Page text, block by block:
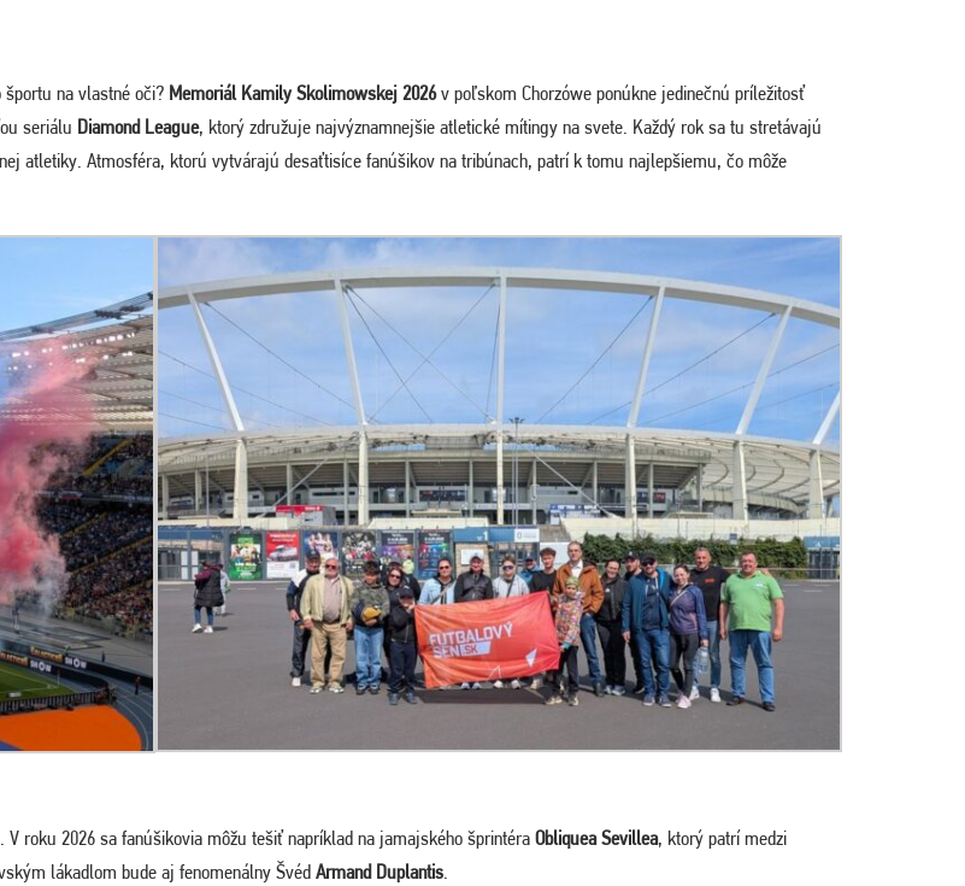
na vlastné oči? Memoriál Kamily Skolimowskej 2026v poľskom Chorzówe ponúkne jedinečnú príležitosť
seriálu Diamond League, ktorý združuje najvýznamnejšie atletické mítingy na svete. Každý rok sa tu stretávajú
atletiky. Atmosféra, ktorú vytvárajú desaťtisíce fanúšikov na tribúnach, patrí k tomu najlepšiemu, čo môže
roku 2026 sa fanúšikovia môžu tešiť napríklad na jamajského šprintéra Obliquea Sevillea, ktorý patrí medzi
lákadlom bude aj fenomenálny Švéd Armand Duplantis.